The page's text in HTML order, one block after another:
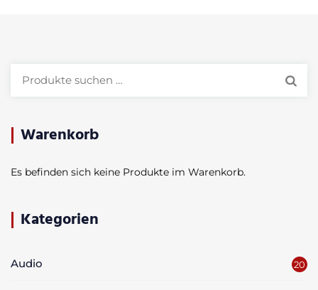
Warenkorb
Es befinden sich keine Produkte im Warenkorb.
Kategorien
Audio 20